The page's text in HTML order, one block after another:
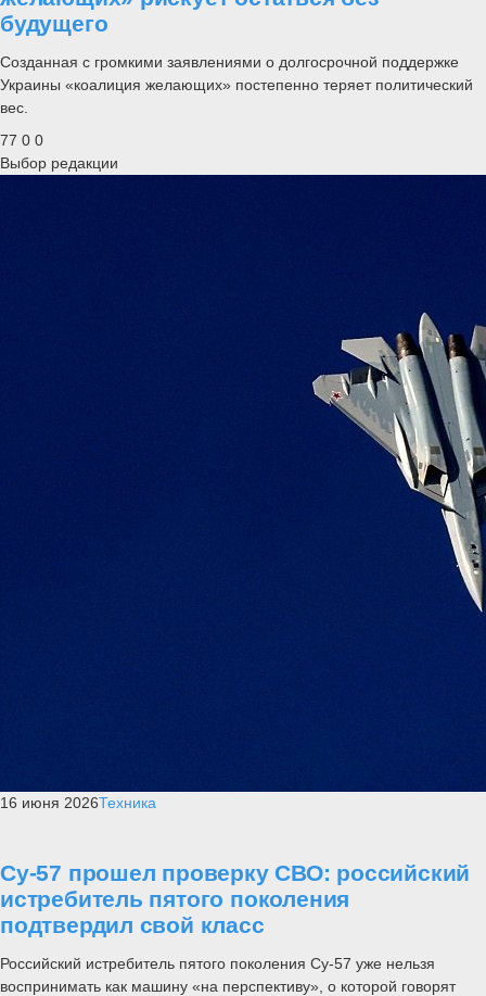
будущего
Созданная с громкими заявлениями о долгосрочной поддержке
Украины «коалиция желающих» постепенно теряет политический
вес.
77 0 0
Выбор редакции
16 июня 2026Техника
Су-57 прошел проверку СВО: российский
истребитель пятого поколения
подтвердил свой класс
Российский истребитель пятого поколения Су-57 уже нельзя
воспринимать как машину «на перспективу», о которой говорят